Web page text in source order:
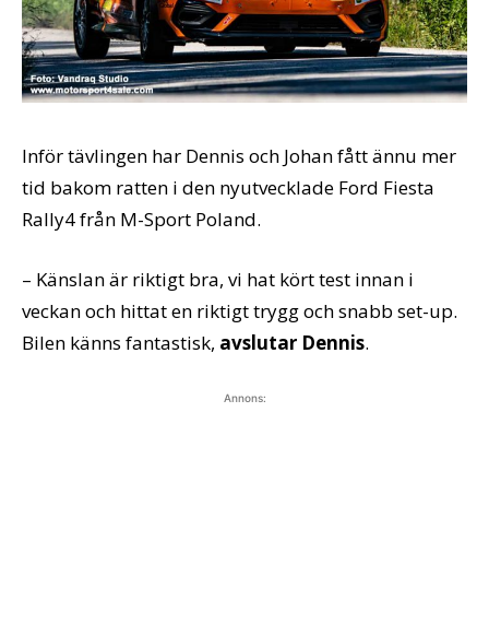
Inför tävlingen har Dennis och Johan fått ännu mer
tid bakom ratten i den nyutvecklade Ford Fiesta
Rally4 från M-Sport Poland.
– Känslan är riktigt bra, vi hat kört test innan i
veckan och hittat en riktigt trygg och snabb set-up.
Bilen känns fantastisk, avslutar Dennis.
Annons: